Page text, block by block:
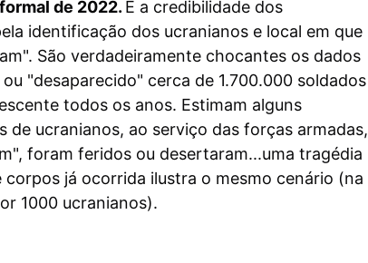
de 2022. E a credibilidade dos
identificação dos ucranianos e local em que
São verdadeiramente chocantes os dados
"desaparecido" cerca de 1.700.000 soldados
todos os anos. Estimam alguns
de ucranianos, ao serviço das forças armadas,
foram feridos ou desertaram...uma tragédia
já ocorrida ilustra o mesmo cenário (na
1000 ucranianos).